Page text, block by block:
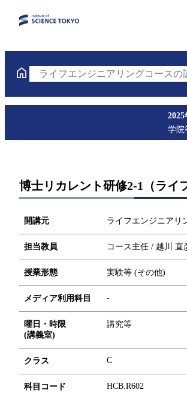
ライフエンジニアリングコースの
学院
博士リカレント研修2-1（ライ
開講元 ライフエンジニアリ
担当教員 コース主任 / 越川 直
授業形態 実験等 (その他)
メディア利用科目 -
曜日・時限
(講義室)
講究等
クラス C
科目コード HCB.R602